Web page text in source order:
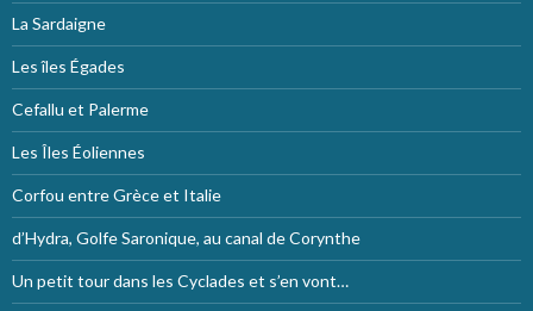
La Sardaigne
Les îles Égades
Cefallu et Palerme
Les Îles Éoliennes
Corfou entre Grèce et Italie
d’Hydra, Golfe Saronique, au canal de Corynthe
Un petit tour dans les Cyclades et s’en vont…